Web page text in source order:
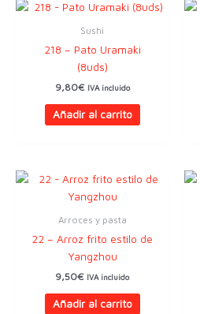
Sushi
218 – Pato Uramaki
(8uds)
9,80€ IVA incluido
Añadir al carrito
Arroces y pasta
22 – Arroz frito estilo de
Yangzhou
9,50€ IVA incluido
Añadir al carrito